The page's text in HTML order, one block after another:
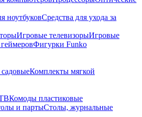
ноутбуковСредства для ухода за
Игровые телевизорыИгровые
Фигурки Funko
Комплекты мягкой
Комоды пластиковые
и партыСтолы, журнальные